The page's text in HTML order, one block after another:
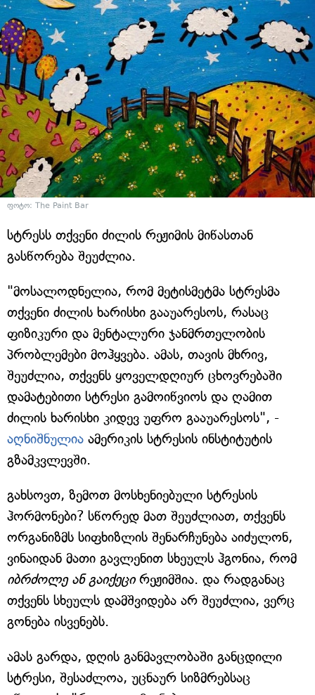
ფოტო: The Paint Bar
სტრესს თქვენი ძილის რეჟიმის მიწასთან
გასწორება შეუძლია.
"მოსალოდნელია, რომ მეტისმეტმა სტრესმა
თქვენი ძილის ხარისხი გააუარესოს, რასაც
ფიზიკური და მენტალური ჯანმრთელობის
პრობლემები მოჰყვება. ამას, თავის მხრივ,
შეუძლია, თქვენს ყოველდღიურ ცხოვრებაში
დამატებითი სტრესი გამოიწვიოს და ღამით
ძილის ხარისხი კიდევ უფრო გააუარესოს", -
აღნიშნულია ამერიკის სტრესის ინსტიტუტის
გზამკვლევში.
გახსოვთ, ზემოთ მოსხენიებული სტრესის
ჰორმონები? სწორედ მათ შეუძლიათ, თქვენს
ორგანიზმს სიფხიზლის შენარჩუნება აიძულონ,
ვინაიდან მათი გავლენით სხეულს ჰგონია, რომ
იბრძოლე ან გაიქეცირეჟიმშია. და რადგანაც
თქვენს სხეულს დამშვიდება არ შეუძლია, ვერც
გონება ისვენებს.
ამას გარდა, დღის განმავლობაში განცდილი
სტრესი, შესაძლოა, უცნაურ სიზმრებსაც